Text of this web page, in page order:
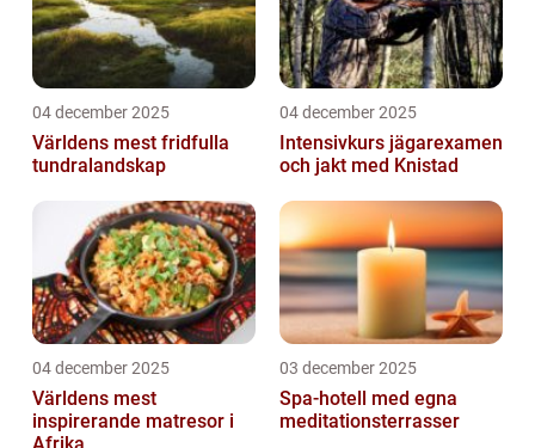
04 december 2025
Världens mest fridfulla
tundralandskap
04 december 2025
Intensivkurs jägarexamen
och jakt med Knistad
04 december 2025
Världens mest
inspirerande matresor i
03 december 2025
Spa-hotell med egna
meditationsterrasser